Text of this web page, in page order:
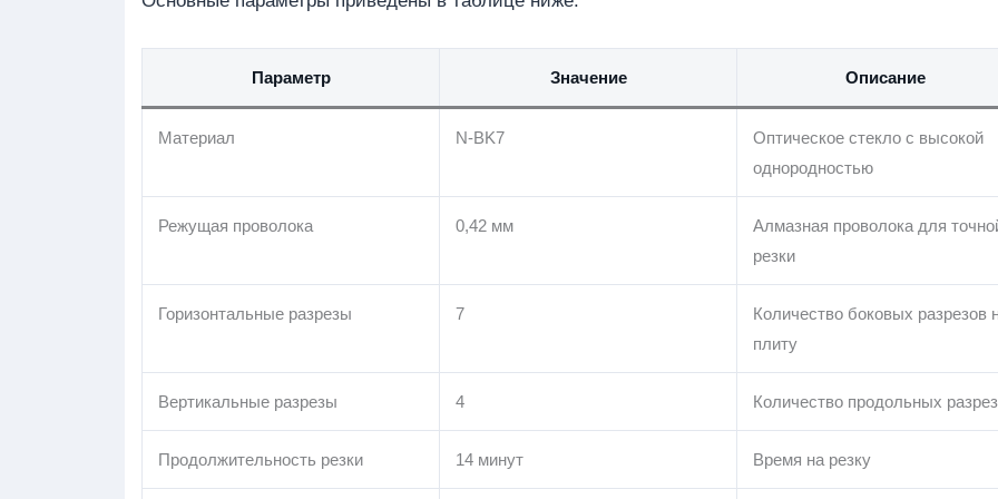
Параметр Значение Описание
Материал N-BK7
Оптическое стекло с высокой
однородностью
Режущая проволока 0,42 мм
Алмазная проволока для
резки
Горизонтальные разрезы 7
Количество боковых разрезов
плиту
Вертикальные разрезы 4 Количество продольных
Продолжительность резки 14 минут Время на резку